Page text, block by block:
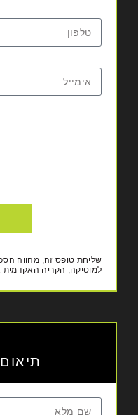
שליחת טופס זה, מהווה
למוסיקה, הקריה האקדמית